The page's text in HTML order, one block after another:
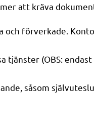
att kräva
förverkade.
tjänster (OBS:
såsom